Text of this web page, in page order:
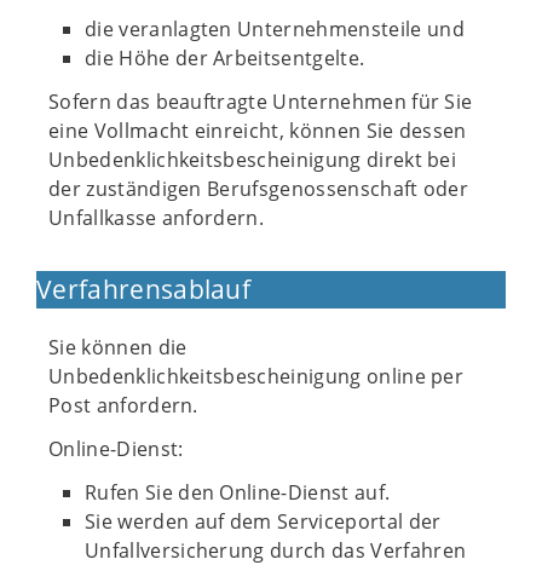
die veranlagten Unternehmensteile und
die Höhe der Arbeitsentgelte.
Sofern das beauftragte Unternehmen für Sie
eine Vollmacht einreicht, können Sie dessen
Unbedenklichkeitsbescheinigung direkt bei
der zuständigen Berufsgenossenschaft oder
Unfallkasse anfordern.
Verfahrensablauf
Sie können die
Unbedenklichkeitsbescheinigung online per
Post anfordern.
Online-Dienst:
Rufen Sie den Online-Dienst auf.
Sie werden auf dem Serviceportal der
Unfallversicherung durch das Verfahren